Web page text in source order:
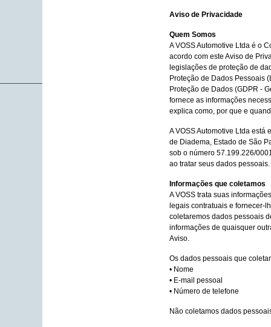
Aviso de Privacidade
Quem Somos
A VOSS Automotive Ltda é o
acordo com este Aviso de
legislações de proteção de
Proteção de Dados Pessoais
Proteção de Dados (GDPR -
fornece as informações
explica como, por que e
A VOSS Automotive Ltda está
de Diadema, Estado de São
sob o número 57.199.226/
ao tratar seus dados pessoais.
Informações que coletamos
A VOSS trata suas
legais contratuais e fornecer-
coletaremos dados pessoais
informações de quaisquer
Aviso.
Os dados pessoais que
• Nome
• E-mail pessoal
• Número de telefone
Não coletamos dados